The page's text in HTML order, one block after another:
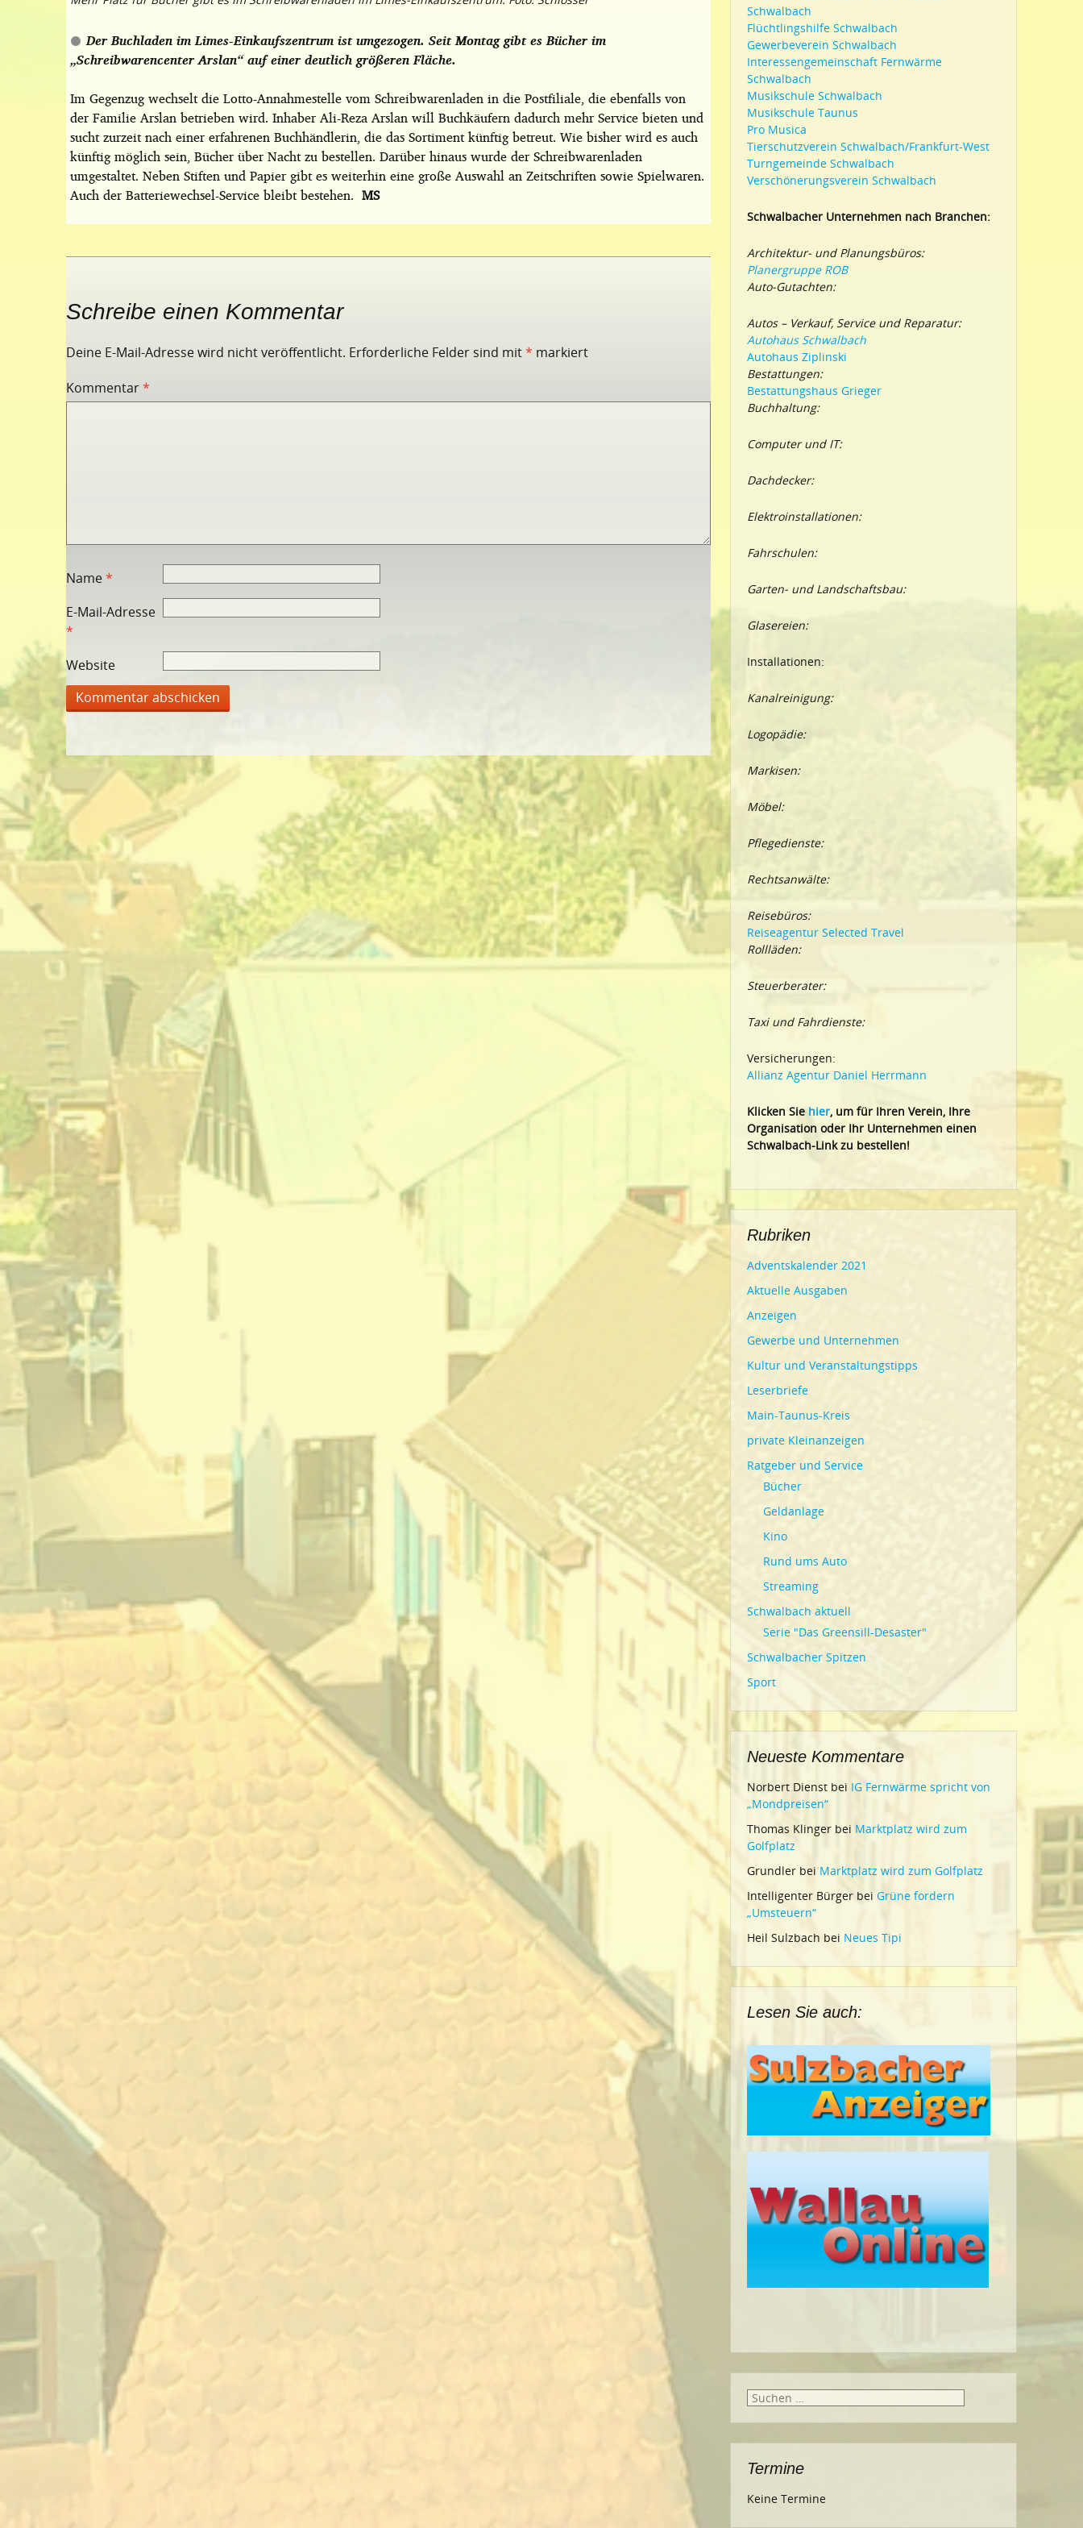
Der Buchladen im Limes-Einkaufszentrum ist umgezogen. Seit Montag gibt es Bücher im
„Schreibwarencenter Arslan“ auf einer deutlich größeren Fläche.
Im Gegenzug wechselt die Lotto-Annahmestelle vom Schreibwarenladen in die Postfiliale, die ebenfalls von
der Familie Arslan betrieben wird. Inhaber Ali-Reza Arslan will Buchkäufern dadurch mehr Service bieten und
sucht zurzeit nach einer erfahrenen Buchhändlerin, die das Sortiment künftig betreut. Wie bisher wird es auch
künftig möglich sein, Bücher über Nacht zu bestellen. Darüber hinaus wurde der Schreibwarenladen
umgestaltet. Neben Stiften und Papier gibt es weiterhin eine große Auswahl an Zeitschriften sowie Spielwaren.
Auch der Batteriewechsel-Service bleibt bestehen. MS
Schreibe einen Kommentar
Deine E-Mail-Adresse wird nicht veröffentlicht. Erforderliche Felder sind mit* markiert
Kommentar*
Name*
E-Mail-Adresse
*
Website
Schwalbach
Flüchtlingshilfe Schwalbach
Gewerbeverein Schwalbach
Interessengemeinschaft Fernwärme
Schwalbach
Musikschule Schwalbach
Musikschule Taunus
Pro Musica
Tierschutzverein Schwalbach/Frankfurt-West
Turngemeinde Schwalbach
Verschönerungsverein Schwalbach
Schwalbacher Unternehmen nach Branchen:
Architektur- und Planungsbüros:
Planergruppe ROB
Auto-Gutachten:
Autos – Verkauf, Service und Reparatur:
Autohaus Schwalbach
Autohaus Ziplinski
Bestattungen:
Bestattungshaus Grieger
Buchhaltung:
Computer und IT:
Dachdecker:
Elektroinstallationen:
Fahrschulen:
Garten- und Landschaftsbau:
Glasereien:
Installationen:
Kanalreinigung:
Logopädie:
Markisen:
Möbel:
Pflegedienste:
Rechtsanwälte:
Reisebüros:
Reiseagentur Selected Travel
Rollläden:
Steuerberater:
Taxi und Fahrdienste:
Versicherungen:
Allianz Agentur Daniel Herrmann
Klicken Siehier, um für Ihren Verein, Ihre
Organisation oder Ihr Unternehmen einen
Schwalbach-Link zu bestellen!
Rubriken
Adventskalender 2021
Aktuelle Ausgaben
Anzeigen
Gewerbe und Unternehmen
Kultur und Veranstaltungstipps
Leserbriefe
Main-Taunus-Kreis
private Kleinanzeigen
Ratgeber und Service
Bücher
Geldanlage
Kino
Rund ums Auto
Streaming
Schwalbach aktuell
Serie "Das Greensill-Desaster"
Schwalbacher Spitzen
Sport
Neueste Kommentare
Norbert Dienst bei IG Fernwärme spricht von
„Mondpreisen“
Thomas Klinger bei Marktplatz wird zum
Golfplatz
Grundler bei Marktplatz wird zum Golfplatz
Intelligenter Bürger bei Grüne fordern
„Umsteuern“
Heil Sulzbach bei Neues Tipi
Lesen Sie auch:
Suche
Termine
Keine Termine